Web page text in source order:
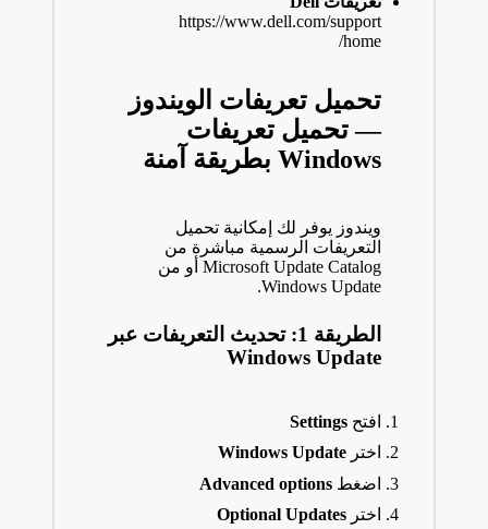
https://www.dell.com/support
/home
تحميل تعريفات الويندوز
— تحميل تعريفات
Windows بطريقة آمنة
ويندوز يوفر لك إمكانية تحميل
التعريفات الرسمية مباشرة من
Microsoft Update Catalog أو من
Windows Update.
الطريقة 1: تحديث التعريفات عبر
Windows Update
افتح Settings
اختر Windows Update
اضغط Advanced options
اختر Optional Updates